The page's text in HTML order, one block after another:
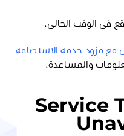
في الوقت الحالي.
مع مزود خدمة الاستضافة
والمساعدة.
Service